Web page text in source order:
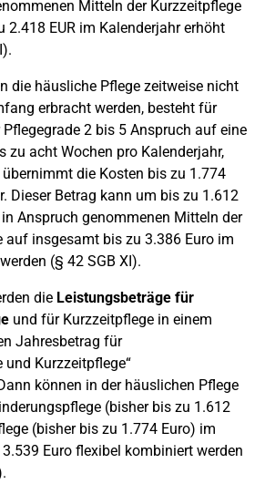
Mitteln der Kurzzeitpflege
EUR im Kalenderjahr erhöht
die häusliche Pflege zeitweise nicht
erbracht werden, besteht für
2 bis 5 Anspruch auf eine
zu acht Wochen pro Kalenderjahr,
die Kosten bis zu 1.774
Dieser Betrag kann um bis zu 1.612
Anspruch genommenen Mitteln der
auf insgesamt bis zu 3.386 Euro im
(§ 42 SGB XI).
die Leistungsbeträge für
und für Kurzzeitpflege in einem
Jahresbetrag für
Kurzzeitpflege“
können in der häuslichen Pflege
(bisher bis zu 1.612
(bisher bis zu 1.774 Euro) im
Euro flexibel kombiniert werden